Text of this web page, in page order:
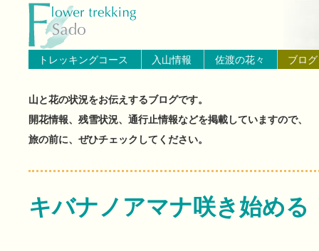
ブログ（佐渡島の山と花の状
トレッキングコース 入山情報 佐渡の花々 ブログ
山と花の状況をお伝えするブログです。
開花情報、残雪状況、通行止情報などを掲載していますので、
旅の前に、ぜひチェックしてください。
キバナノアマナ咲き始める
トップページへ戻る